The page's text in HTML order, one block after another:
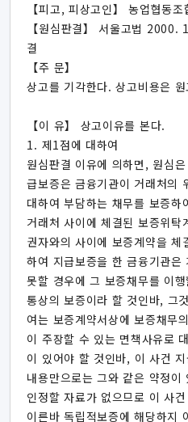
【피고, 피상고인】 농업협동조
【원심판결】 서울고법
결
【주 문】
상고를 기각한다. 상고비용은
【이 유】 상고이유를 본다.
1. 제1점에 대하여
원심판결 이유에 의하면, 원심
급보증은 금융기관이 거래처의
대하여 부담하는 채무를 보증
거래처 사이에 체결된 보증위탁
권자와의 사이에 보증계약을 체
하여 지급보증을 한 금융기관은
못할 경우에 그 보증채무를 이
통상의 보증이라 할 것인바, 그
여는 보증계약서상에 보증채무
이 주장할 수 있는 면책사유로
이 있어야 할 것인바, 이 사건
내용만으로는 그와 같은 약정
인정할 자료가 없으므로 이 사
이른바 독립적보증에 해당하지